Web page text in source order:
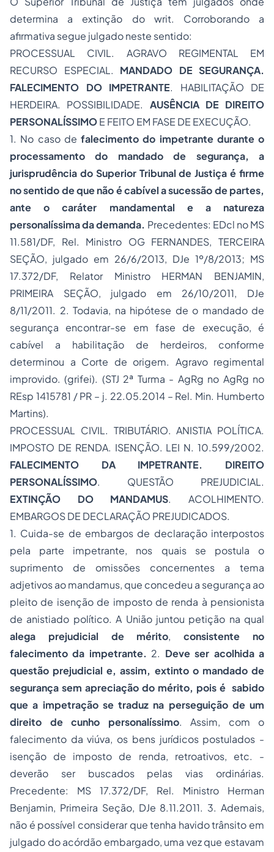
determina a extinção do writ. Corroborando a
afirmativa segue julgado neste sentido:
PROCESSUAL CIVIL. AGRAVO REGIMENTAL EM
RECURSO ESPECIAL. MANDADO DE SEGURANÇA.
FALECIMENTO DO IMPETRANTE. HABILITAÇÃO DE
HERDEIRA. POSSIBILIDADE. AUSÊNCIA DE DIREITO
PERSONALÍSSIMOE FEITO EM FASE DE EXECUÇÃO.
1. No caso de falecimento do impetrante durante o
processamento do mandado de segurança, a
jurisprudência do Superior Tribunal de Justiça é firme
no sentido de que não é cabível a sucessão de partes,
ante o caráter mandamental e a natureza
personalíssima da demanda. Precedentes: EDcl no MS
11.581/DF, Rel. Ministro OG FERNANDES, TERCEIRA
SEÇÃO, julgado em 26/6/2013, DJe 1º/8/2013; MS
17.372/DF, Relator Ministro HERMAN BENJAMIN,
PRIMEIRA SEÇÃO, julgado em 26/10/2011, DJe
8/11/2011. 2. Todavia, na hipótese de o mandado de
segurança encontrar-se em fase de execução, é
cabível a habilitação de herdeiros, conforme
determinou a Corte de origem. Agravo regimental
improvido. (grifei). (STJ 2ª Turma - AgRg no AgRg no
REsp 1415781 / PR – j. 22.05.2014 – Rel. Min. Humberto
Martins).
PROCESSUAL CIVIL. TRIBUTÁRIO. ANISTIA POLÍTICA.
IMPOSTO DE RENDA. ISENÇÃO. LEI N. 10.599/2002.
FALECIMENTO DA IMPETRANTE. DIREITO
PERSONALÍSSIMO. QUESTÃO PREJUDICIAL.
EXTINÇÃO DO MANDAMUS. ACOLHIMENTO.
EMBARGOS DE DECLARAÇÃO PREJUDICADOS.
1. Cuida-se de embargos de declaração interpostos
pela parte impetrante, nos quais se postula o
suprimento de omissões concernentes a tema
adjetivos ao mandamus, que concedeu a segurança ao
pleito de isenção de imposto de renda à pensionista
de anistiado político. A União juntou petição na qual
alega prejudicial de mérito,consistente no
falecimento da impetrante. 2. Deve ser acolhida a
questão prejudicial e, assim, extinto o mandado de
segurança sem apreciação do mérito, pois é sabido
que a impetração se traduz na perseguição de um
direito de cunho personalíssimo. Assim, com o
falecimento da viúva, os bens jurídicos postulados -
isenção de imposto de renda, retroativos, etc. -
deverão ser buscados pelas vias ordinárias.
Precedente: MS 17.372/DF, Rel. Ministro Herman
Benjamin, Primeira Seção, DJe 8.11.2011. 3. Ademais,
não é possível considerar que tenha havido trânsito em
julgado do acórdão embargado, uma vez que estavam